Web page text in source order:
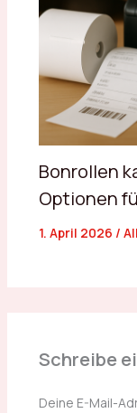
Bonrollen
Optionen
1. April 2026 /
Schreibe
Deine E-Mail-